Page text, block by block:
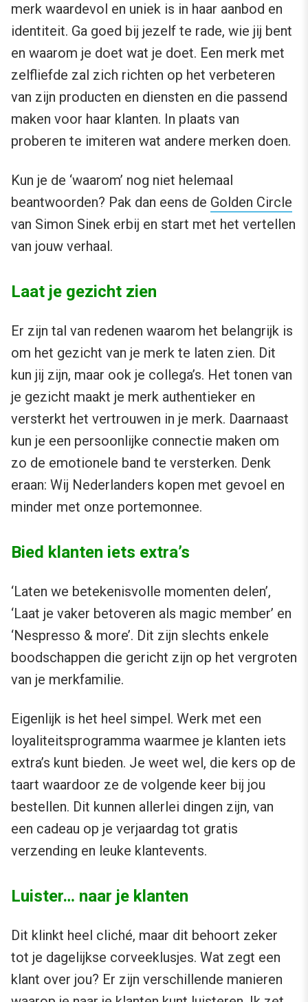
merk waardevol en uniek is in haar aanbod en
identiteit. Ga goed bij jezelf te rade, wie jij bent
en waarom je doet wat je doet. Een merk met
zelfliefde zal zich richten op het verbeteren
van zijn producten en diensten en die passend
maken voor haar klanten. In plaats van
proberen te imiteren wat andere merken doen.
Kun je de ‘waarom’ nog niet helemaal
beantwoorden? Pak dan eens de Golden Circle
van Simon Sinek erbij en start met het vertellen
van jouw verhaal.
Laat je gezicht zien
Er zijn tal van redenen waarom het belangrijk is
om het gezicht van je merk te laten zien. Dit
kun jij zijn, maar ook je collega’s. Het tonen van
je gezicht maakt je merk authentieker en
versterkt het vertrouwen in je merk. Daarnaast
kun je een persoonlijke connectie maken om
zo de emotionele band te versterken. Denk
eraan: Wij Nederlanders kopen met gevoel en
minder met onze portemonnee.
Bied klanten iets extra’s
‘Laten we betekenisvolle momenten delen’,
‘Laat je vaker betoveren als magic member’ en
‘Nespresso & more’. Dit zijn slechts enkele
boodschappen die gericht zijn op het vergroten
van je merkfamilie.
Eigenlijk is het heel simpel. Werk met een
loyaliteitsprogramma waarmee je klanten iets
extra’s kunt bieden. Je weet wel, die kers op de
taart waardoor ze de volgende keer bij jou
bestellen. Dit kunnen allerlei dingen zijn, van
een cadeau op je verjaardag tot gratis
verzending en leuke klantevents.
Luister… naar je klanten
Dit klinkt heel cliché, maar dit behoort zeker
tot je dagelijkse corveeklusjes. Wat zegt een
klant over jou? Er zijn verschillende manieren